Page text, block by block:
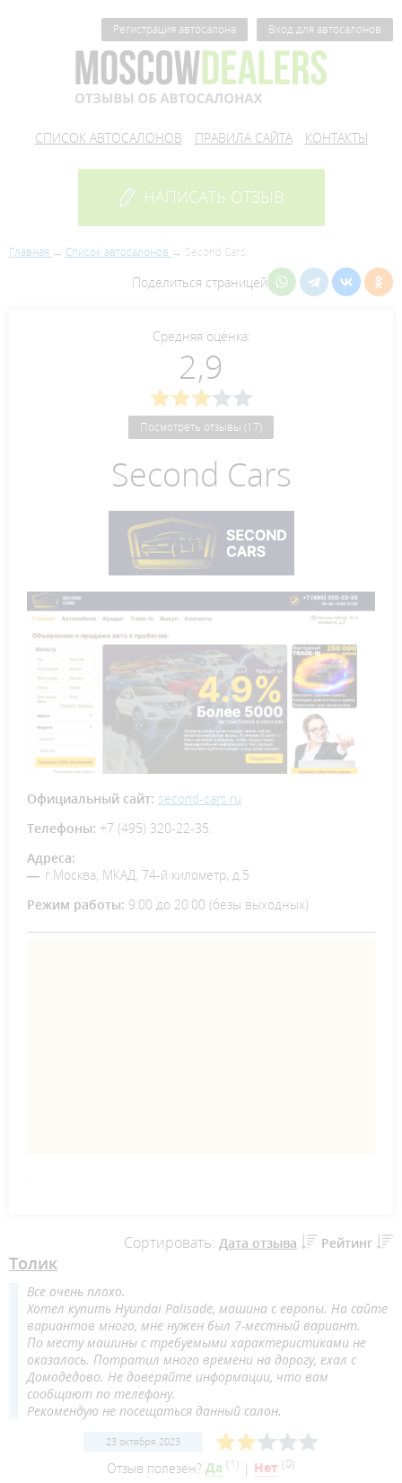
Регистрация автосалона Вход для автосалонов
СПИСОК АВТОСАЛОНОВ ПРАВИЛА САЙТА КОНТАКТЫ
НАПИСАТЬ ОТЗЫВ
Главная Список автосалонов Second Cars
Поделиться страницей
Средняя оценка:
2,9
Посмотреть отзывы (17)
Second Cars
Официальный сайт: second-cars.ru
Телефоны: +7 (495) 320-22-35.
Адреса:
г.Москва, МКАД, 74-й километр, д.5
Режим работы: 9:00 до 20:00 (безы выходных)
Сортировать: Дата отзыва Рейтинг
Толик
Все очень плохо.
Хотел купить Hyundai Palisade, машина с европы. На сайте
вариантов много, мне нужен был 7-местный вариант.
По месту машины с требуемыми характеристиками не
оказалось. Потратил много времени на дорогу, ехал с
Домодедово. Не доверяйте информации, что вам
сообщают по телефону.
Рекомендую не посещаться данный салон.
23 октября 2023
Отзыв полезен? Да (1 ) | Нет (0)